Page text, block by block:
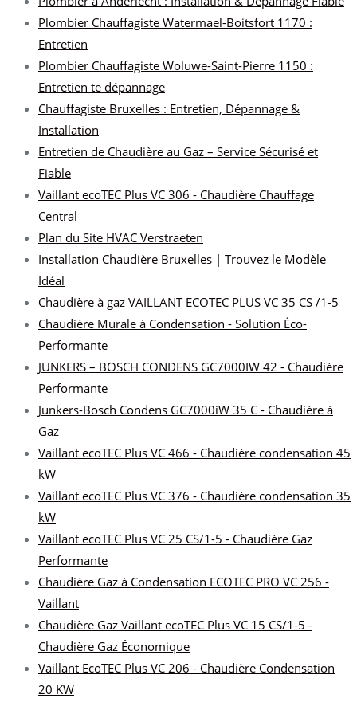
Plombier Chauffagiste Watermael-Boitsfort 1170 :
Entretien
Plombier Chauffagiste Woluwe-Saint-Pierre 1150 :
Entretien te dépannage
Chauffagiste Bruxelles : Entretien, Dépannage &
Installation
Entretien de Chaudière au Gaz – Service Sécurisé et
Fiable
Vaillant ecoTEC Plus VC 306 - Chaudière Chauffage
Central
Plan du Site HVAC Verstraeten
Installation Chaudière Bruxelles | Trouvez le Modèle
Idéal
Chaudière à gaz VAILLANT ECOTEC PLUS VC 35 CS /1-5
Chaudière Murale à Condensation - Solution Éco-
Performante
JUNKERS – BOSCH CONDENS GC7000IW 42 - Chaudière
Performante
Junkers-Bosch Condens GC7000iW 35 C - Chaudière à
Gaz
Vaillant ecoTEC Plus VC 466 - Chaudière condensation 45
kW
Vaillant ecoTEC Plus VC 376 - Chaudière condensation 35
kW
Vaillant ecoTEC Plus VC 25 CS/1-5 - Chaudière Gaz
Performante
Chaudière Gaz à Condensation ECOTEC PRO VC 256 -
Vaillant
Chaudière Gaz Vaillant ecoTEC Plus VC 15 CS/1-5 -
Chaudière Gaz Économique
Vaillant EcoTEC Plus VC 206 - Chaudière Condensation
20 KW